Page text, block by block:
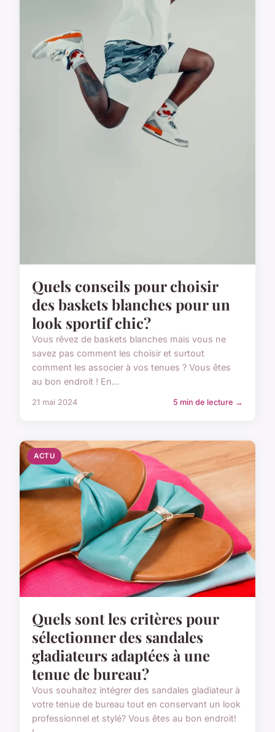
Quels conseils pour choisir
des baskets blanches pour un
look sportif chic?
Vous rêvez de baskets blanches mais vous ne
savez pas comment les choisir et surtout
comment les associer à vos tenues ? Vous êtes
au bon endroit ! En...
21 mai 2024 5 min de lecture →
ACTU
Quels sont les critères pour
sélectionner des sandales
gladiateurs adaptées à une
tenue de bureau?
Vous souhaitez intégrer des sandales gladiateur à
votre tenue de bureau tout en conservant un look
professionnel et stylé? Vous êtes au bon endroit!